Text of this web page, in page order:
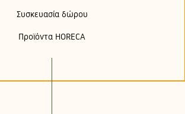
Συσκευασία δώρου
Προϊόντα HORECA